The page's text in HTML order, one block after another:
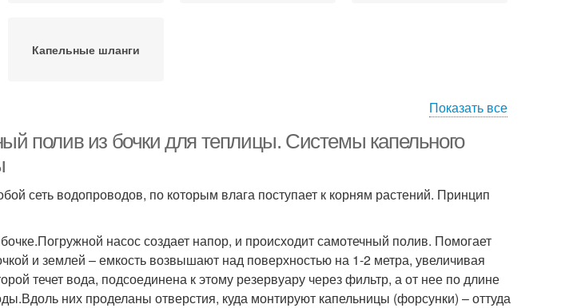
Капельные шланги
Показать все
полив из бочки для теплицы. Системы капельного
сеть водопроводов, по которым влага поступает к корням растений. Принцип
насос создает напор, и происходит самотечный полив. Помогает
и землей – емкость возвышают над поверхностью на 1-2 метра, увеличивая
течет вода, подсоединена к этому резервуару через фильтр, а от нее по длине
них проделаны отверстия, куда монтируют капельницы (форсунки) – оттуда